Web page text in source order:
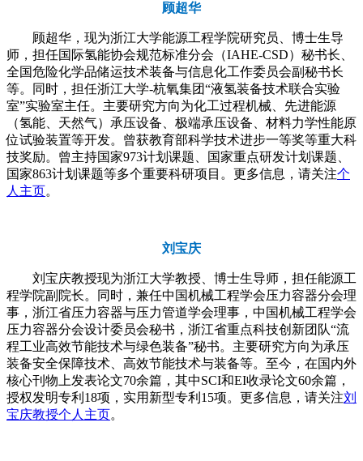
顾超华
顾超华，现为浙江大学能源工程学院研究员、博士生导
师，担任国际氢能协会规范标准分会（IAHE-CSD）秘书长、
全国危险化学品储运技术装备与信息化工作委员会副秘书长
等。同时，担任浙江大学-杭氧集团“液氢装备技术联合实验
室”实验室主任。主要研究方向为化工过程机械、先进能源
（氢能、天然气）承压设备、极端承压设备、材料力学性能原
位试验装置等开发。曾获教育部科学技术进步一等奖等重大科
技奖励。曾主持国家973计划课题、国家重点研发计划课题、
国家863计划课题等多个重要科研项目。更多信息，请关注个
人主页。
刘宝庆
刘宝庆教授现为浙江大学教授、博士生导师，担任能源工
程学院副院长。同时，兼任中国机械工程学会压力容器分会理
事，浙江省压力容器与压力管道学会理事，中国机械工程学会
压力容器分会设计委员会秘书，浙江省重点科技创新团队“流
程工业高效节能技术与绿色装备”秘书。主要研究方向为承压
装备安全保障技术、高效节能技术与装备等。至今，在国内外
核心刊物上发表论文70余篇，其中SCI和EI收录论文60余篇，
授权发明专利18项，实用新型专利15项。更多信息，请关注刘
宝庆教授个人主页。